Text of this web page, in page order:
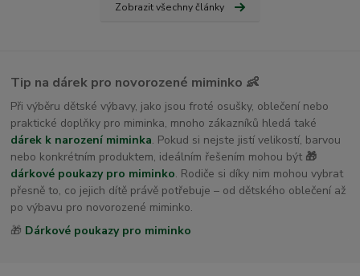
Zobrazit všechny články
Tip na dárek pro novorozené miminko 👶
Při výběru dětské výbavy, jako jsou froté osušky, oblečení nebo
praktické doplňky pro miminka, mnoho zákazníků hledá také
dárek k narození miminka. Pokud si nejste jistí velikostí, barvou
nebo konkrétním produktem, ideálním řešením mohou být 🎁
dárkové poukazy pro miminko. Rodiče si díky nim mohou vybrat
přesně to, co jejich dítě právě potřebuje – od dětského oblečení až
po výbavu pro novorozené miminko.
🎁 Dárkové poukazy pro miminko